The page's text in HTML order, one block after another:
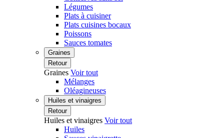
Légumes
Plats à cuisiner
Plats cuisines bocaux
Poissons
Sauces tomates
Graines
Retour
Graines Voir tout
Mélanges
Oléagineuses
Huiles et vinaigres
Retour
Huiles et vinaigres Voir tout
Huiles